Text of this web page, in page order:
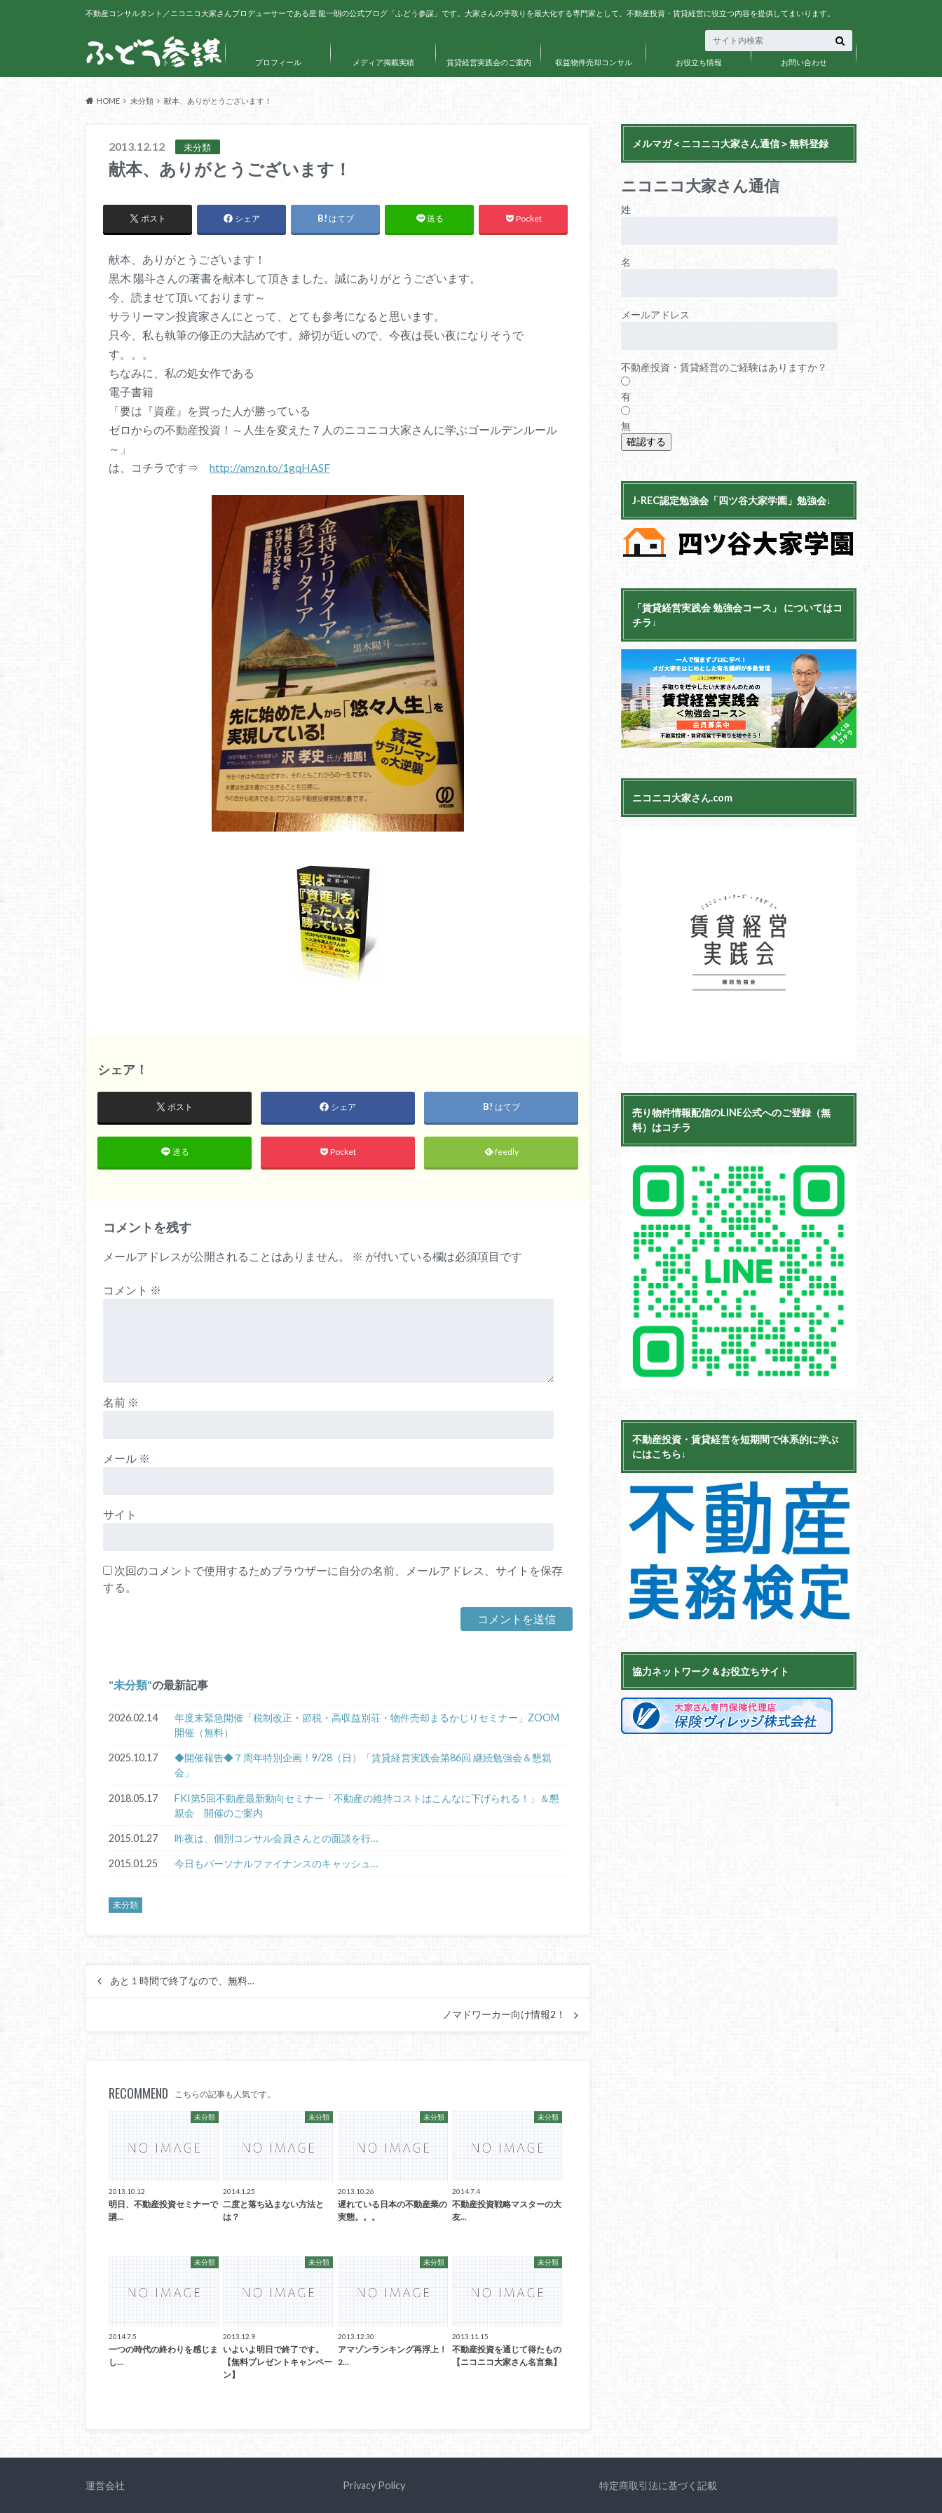
不動産コンサルタント／ニコニコ大家さんプロデューサーである星 龍一朗の公式ブログ「ふどう参謀」です。大家さんの手取りを最大化する専門家として、不動産投資・賃貸経営に役立つ内容を提供してまいります。
トップ プロフィール メディア掲載実績 賃貸経営実践会のご案内 収益物件売却コンサル お役立ち情報 お問い合わせ
HOME 未分類 献本、ありがとうございます！
2013.12.12 未分類
献本、ありがとうございます！
ポスト シェア はてブ 送る Pocket
献本、ありがとうございます！
黒木 陽斗さんの著書を献本して頂きました。誠にありがとうございます。
今、読ませて頂いております～
サラリーマン投資家さんにとって、とても参考になると思います。
只今、私も執筆の修正の大詰めです。締切が近いので、今夜は長い夜になりそうで
す。。。
ちなみに、私の処女作である
電子書籍
「要は『資産』を買った人が勝っている
ゼロからの不動産投資！～人生を変えた７人のニコニコ大家さんに学ぶゴールデンルール
～」
は、コチラです⇒ http://amzn.to/1gqHASF
シェア！
ポスト シェア はてブ
送る Pocket feedly
コメントを残す
メールアドレスが公開されることはありません。 ※ が付いている欄は必須項目です
コメント ※
名前 ※
メール ※
サイト
次回のコメントで使用するためブラウザーに自分の名前、メールアドレス、サイトを保存
する。
未分類 の最新記事
2026.02.14
年度末緊急開催「税制改正・節税・高収益別荘・物件売却まるかじりセミナー」ZOOM
開催（無料）
2025.10.17
◆開催報告◆７周年特別企画！9/28（日）「賃貸経営実践会第86回 継続勉強会＆懇親
会」
2018.05.17
FKI第5回不動産最新動向セミナー「不動産の維持コストはこんなに下げられる！」＆懇
親会 開催のご案内
2015.01.27 昨夜は、個別コンサル会員さんとの面談を行…
2015.01.25 今日もパーソナルファイナンスのキャッシュ…
未分類
あと１時間で終了なので、無料…
ノマドワーカー向け情報2！
RECOMMEND こちらの記事も人気です。
未分類
2013.10.12
明日、不動産投資セミナーで
講...
未分類
2014.1.25
二度と落ち込まない方法と
は？
未分類
2013.10.26
遅れている日本の不動産業の
実態。。。
未分類
2014.7.4
不動産投資戦略マスターの大
友...
未分類
2014.7.5
一つの時代の終わりを感じま
し...
未分類
2013.12.9
いよいよ明日で終了です。
【無料プレゼントキャンペー
ン】
未分類
2013.12.30
アマゾンランキング再浮上！
2...
未分類
2013.11.15
不動産投資を通じて得たもの
【ニコニコ大家さん名言集】
メルマガ＜ニコニコ大家さん通信＞無料登録
ニコニコ大家さん通信
姓
名
メールアドレス
不動産投資・賃貸経営のご経験はありますか？
有
無
J-REC認定勉強会「四ツ谷大家学園」勉強会↓
「賃貸経営実践会 勉強会コース」 についてはコ
チラ↓
ニコニコ大家さん.com
売り物件情報配信のLINE公式へのご登録（無
料）はコチラ
不動産投資・賃貸経営を短期間で体系的に学ぶ
にはこちら↓
協力ネットワーク＆お役立ちサイト
運営会社 Privacy Policy 特定商取引法に基づく記載